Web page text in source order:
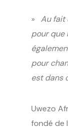
» Au fait
pour que
pour
est dans
Uwezo
fondé de